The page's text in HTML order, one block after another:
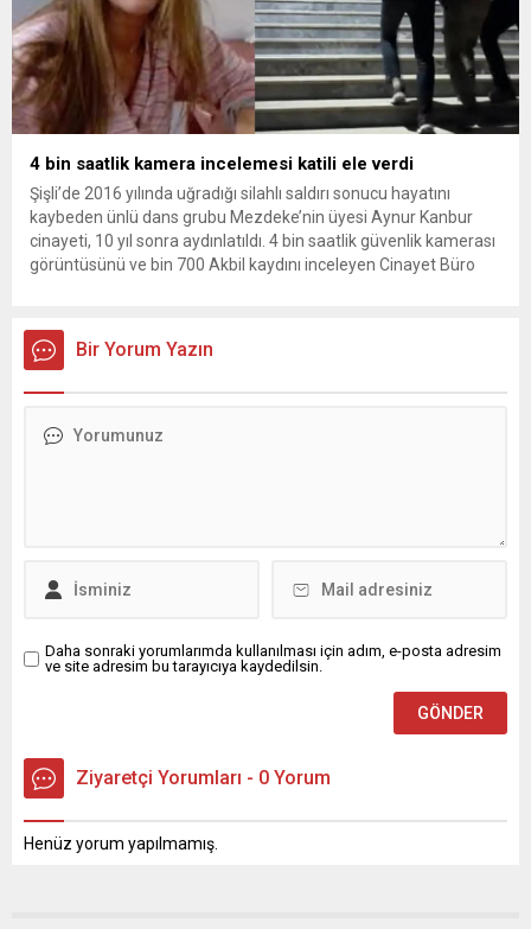
4 bin saatlik kamera incelemesi katili ele verdi
Şişli’de 2016 yılında uğradığı silahlı saldırı sonucu hayatını
kaybeden ünlü dans grubu Mezdeke’nin üyesi Aynur Kanbur
cinayeti, 10 yıl sonra aydınlatıldı. 4 bin saatlik güvenlik kamerası
görüntüsünü ve bin 700 Akbil kaydını inceleyen Cinayet Büro
Bir Yorum Yazın
Daha sonraki yorumlarımda kullanılması için adım, e-posta adresim
ve site adresim bu tarayıcıya kaydedilsin.
Ziyaretçi Yorumları - 0 Yorum
Henüz yorum yapılmamış.